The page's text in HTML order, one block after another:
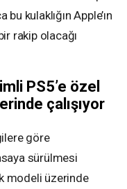
kulaklığın Apple’ın
rakip olacağı
PS5’e özel
çalışıyor
göre
sürülmesi
modeli üzerinde